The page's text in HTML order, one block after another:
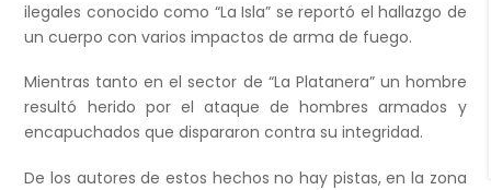
ilegales conocido como “La Isla” se reportó el hallazgo de
un cuerpo con varios impactos de arma de fuego.
Mientras tanto en el sector de “La Platanera” un hombre
resultó herido por el ataque de hombres armados y
encapuchados que dispararon contra su integridad.
De los autores de estos hechos no hay pistas, en la zona